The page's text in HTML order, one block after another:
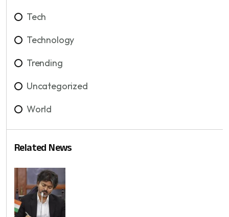
Tech
Technology
Trending
Uncategorized
World
Related News